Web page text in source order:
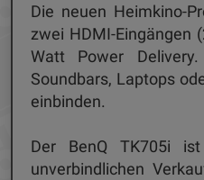
Die neuen Heimkino-
zwei HDMI-Eingängen
Watt Power
Soundbars, Laptops
einbinden.
Der BenQ TK705i
unverbindlichen